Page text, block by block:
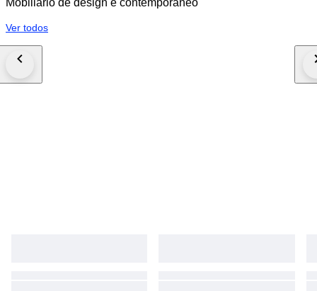
Mobiliário de design e contemporâneo
Ver todos